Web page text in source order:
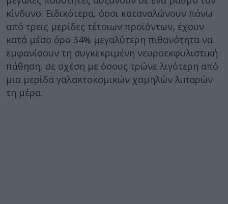
κίνδυνο. Ειδικότερα, όσοι καταναλώνουν πάνω
από τρεις μερίδες τέτοιων προϊόντων, έχουν
κατά μέσο όρο 34% μεγαλύτερη πιθανότητα να
εμφανίσουν τη συγκεκριμένη νευροεκφυλιστική
πάθηση, σε σχέση με όσους τρώνε λιγότερη από
μια μερίδα γαλακτοκομικών χαμηλών λιπαρών
τη μέρα.